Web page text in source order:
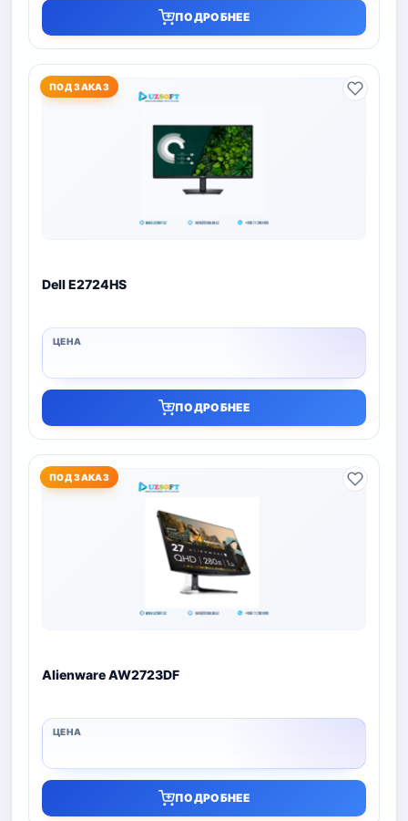
ПОДРОБНЕЕ
ПОД ЗАКАЗ
Dell E2724HS
ПОДРОБНЕЕ
ПОД ЗАКАЗ
Alienware AW2723DF
ПОДРОБНЕЕ